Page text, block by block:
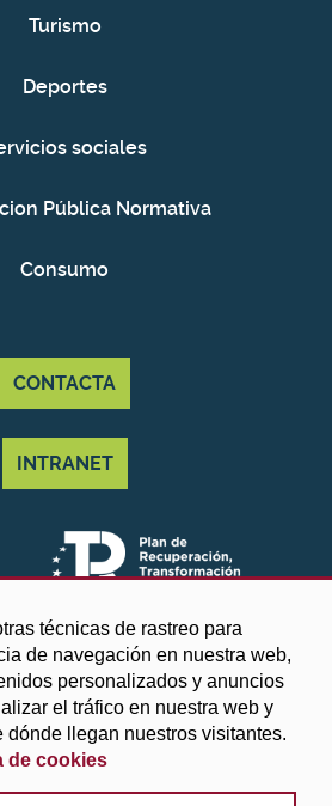
técnicas de rastreo para
de navegación en nuestra web,
personalizados y anuncios
el tráfico en nuestra web y
dónde llegan nuestros visitantes.
de cookies
Turismo
Deportes
sociales
Pública Normativa
Consumo
CONTACTA
INTRANET
de Granada